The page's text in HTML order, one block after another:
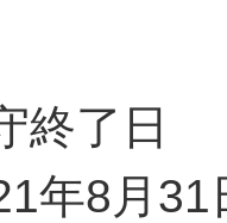
終了日
年8月31